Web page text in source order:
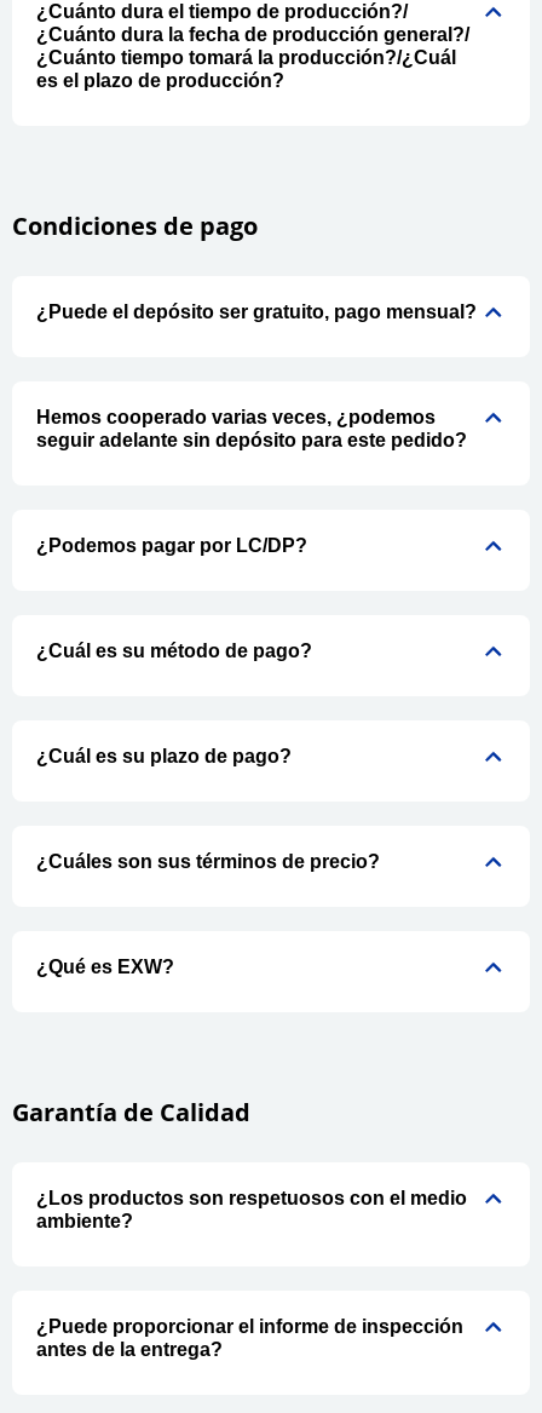
¿Cuánto dura el tiempo de producción?/
¿Cuánto dura la fecha de producción general?/
¿Cuánto tiempo tomará la producción?/¿Cuál
es el plazo de producción?
Condiciones de pago
¿Puede el depósito ser gratuito, pago mensual?
Hemos cooperado varias veces, ¿podemos
seguir adelante sin depósito para este pedido?
¿Podemos pagar por LC/DP?
¿Cuál es su método de pago?
¿Cuál es su plazo de pago?
¿Cuáles son sus términos de precio?
¿Qué es EXW?
Garantía de Calidad
¿Los productos son respetuosos con el medio
ambiente?
¿Puede proporcionar el informe de inspección
antes de la entrega?